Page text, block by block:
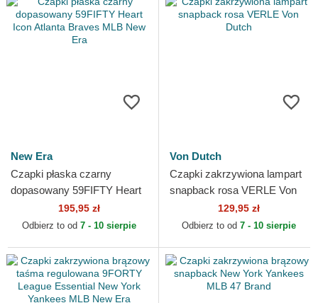
New Era
Czapki płaska czarny
dopasowany 59FIFTY Heart
Icon Atlanta Braves MLB
New Era
195,95 zł
Odbierz to od 7 - 10 sierpie
Von Dutch
Czapki zakrzywiona lampart
snapback rosa VERLE Von
129,95 zł
Odbierz to od 7 - 10 sierpie